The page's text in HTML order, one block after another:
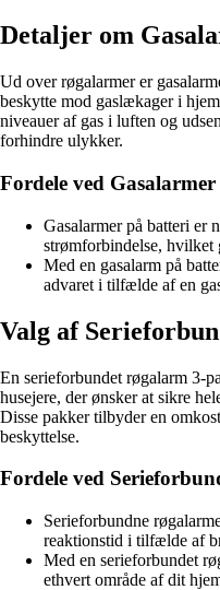
Detaljer om
Ud over røgalarmer er
beskytte mod gaslækager i
niveauer af gas i luften og
forhindre ulykker.
Fordele ved
Gasalarmer på batteri er
strømforbindelse, hvilket
Med en gasalarm på
advaret i tilfælde af en
Valg af
En serieforbundet røgalarm 3-
husejere, der ønsker at sikre
Disse pakker tilbyder en
beskyttelse.
Fordele ved
Serieforbundne
reaktionstid i tilfælde af
Med en serieforbundet
ethvert område af dit